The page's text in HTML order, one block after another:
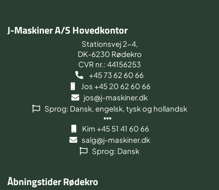
J-Maskiner A/S Hovedkontor
Stationsvej 2-4,
DK-6230 Rødekro
CVR nr.: 44156253
+45 73 62 60 66
Jos +45 20 62 60 66
jos@j-maskiner.dk
Sprog: Dansk, engelsk, tysk og hollandsk
Kim +45 51 41 60 66
salg@j-maskiner.dk
Sprog: Dansk
Åbningstider Rødekro